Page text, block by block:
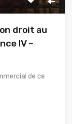
droit au
IV –
de ce